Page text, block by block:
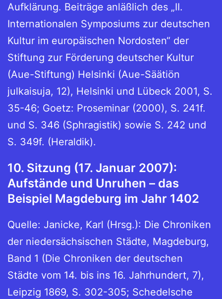
Aufklärung. Beiträge anläßlich des „II.
Internationalen Symposiums zur deutschen
Kultur im europäischen Nordosten“ der
Stiftung zur Förderung deutscher Kultur
(Aue-Stiftung) Helsinki (Aue-Säätiön
julkaisuja, 12), Helsinki und Lübeck 2001, S.
35-46; Goetz: Proseminar (2000), S. 241f.
und S. 346 (Sphragistik) sowie S. 242 und
S. 349f. (Heraldik).
10. Sitzung (17. Januar 2007):
Aufstände und Unruhen – das
Beispiel Magdeburg im Jahr 1402
Quelle: Janicke, Karl (Hrsg.): Die Chroniken
der niedersächsischen Städte, Magdeburg,
Band 1 (Die Chroniken der deutschen
Städte vom 14. bis ins 16. Jahrhundert, 7),
Leipzig 1869, S. 302-305; Schedelsche